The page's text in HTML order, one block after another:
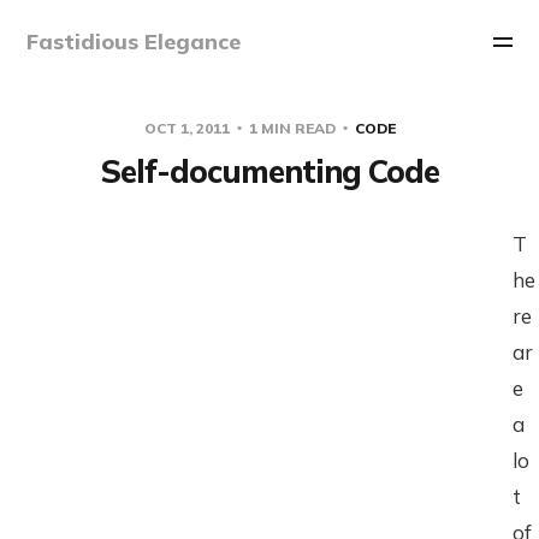
Fastidious Elegance
OCT 1, 2011 1 MIN READ CODE
Self-documenting Code
T
he
re
ar
e
a
lo
t
of